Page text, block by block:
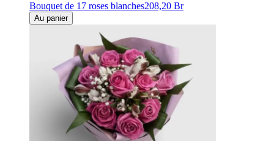
Bouquet de 17 roses blanches208,20 Br
Au panier